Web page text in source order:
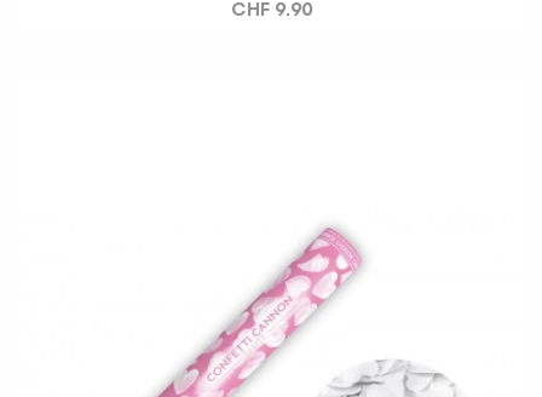
CHF 9.90